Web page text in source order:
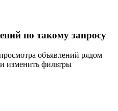
по такому запросу
объявлений рядом
изменить фильтры